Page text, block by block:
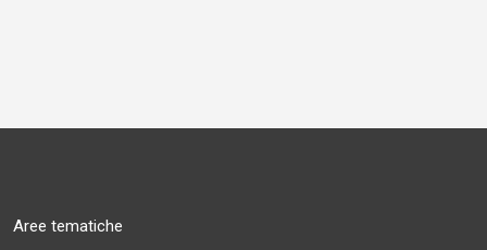
Aree tematiche